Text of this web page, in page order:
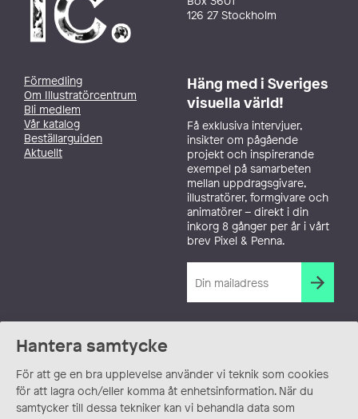
Hantera samtycke
För att ge en bra upplevelse använder vi teknik som cookies
för att lagra och/eller komma åt enhetsinformation. När du
samtycker till dessa tekniker kan vi behandla data som
126 27 Stockholm
Förmedling
Om Illustratörcentrum
Bli medlem
Vår katalog
Beställarguiden
Aktuellt
Häng med i Sveriges
visuella värld!
Få exklusiva intervjuer,
insikter om pågående
projekt och inspirerande
exempel på samarbeten
mellan uppdragsgivare,
illustratörer, formgivare och
animatörer – direkt i din
inkorg 8 gånger per år i vårt
brev Pixel & Penna.